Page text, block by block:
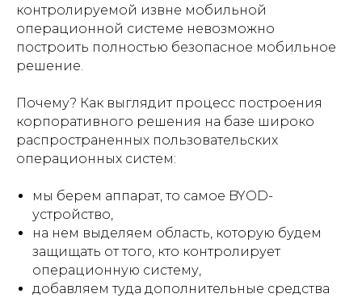
контролируемой извне мобильной
операционной системе невозможно
построить полностью безопасное мобильное
решение.
Почему? Как выглядит процесс построения
корпоративного решения на базе широко
распространенных пользовательских
операционных систем:
мы берем аппарат, то самое BYOD-
устройство,
на нем выделяем область, которую будем
защищать от того, кто контролирует
операционную систему,
добавляем туда дополнительные средства